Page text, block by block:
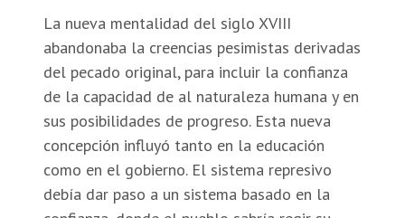
La nueva mentalidad del siglo XVIII
abandonaba la creencias pesimistas derivadas
del pecado original, para incluir la confianza
de la capacidad de al naturaleza humana y en
sus posibilidades de progreso. Esta nueva
concepción influyó tanto en la educación
como en el gobierno. El sistema represivo
debía dar paso a un sistema basado en la